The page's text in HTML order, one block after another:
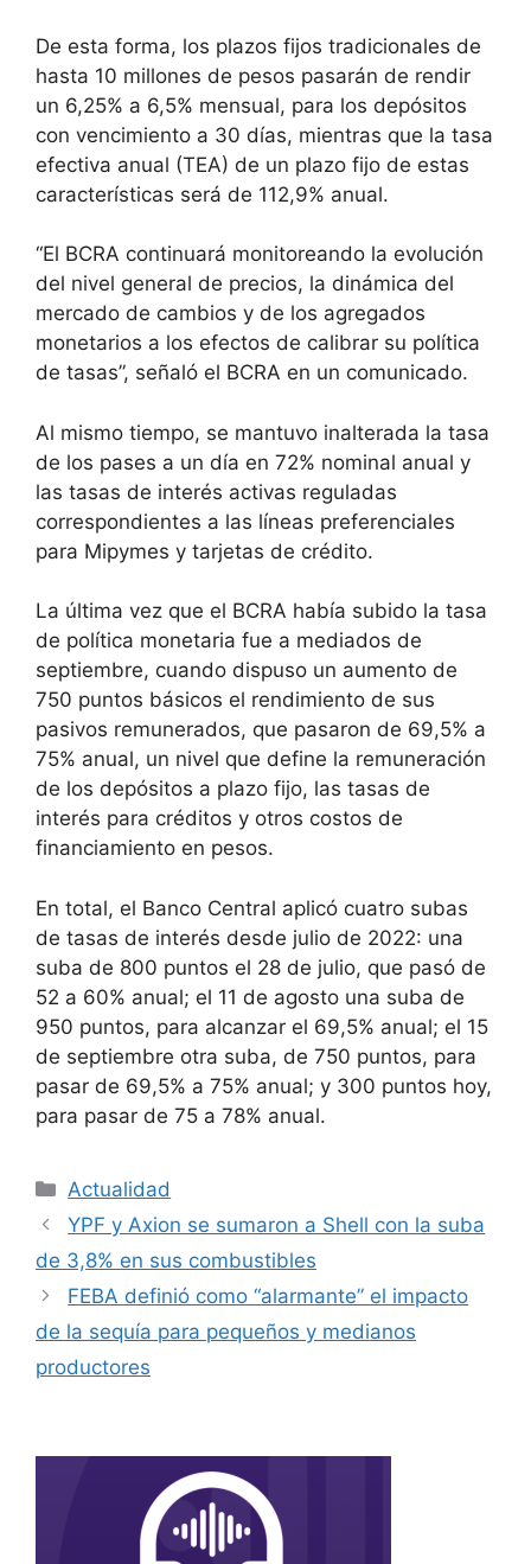
De esta forma, los plazos fijos tradicionales de
hasta 10 millones de pesos pasarán de rendir
un 6,25% a 6,5% mensual, para los depósitos
con vencimiento a 30 días, mientras que la tasa
efectiva anual (TEA) de un plazo fijo de estas
características será de 112,9% anual.
“El BCRA continuará monitoreando la evolución
del nivel general de precios, la dinámica del
mercado de cambios y de los agregados
monetarios a los efectos de calibrar su política
de tasas”, señaló el BCRA en un comunicado.
Al mismo tiempo, se mantuvo inalterada la tasa
de los pases a un día en 72% nominal anual y
las tasas de interés activas reguladas
correspondientes a las líneas preferenciales
para Mipymes y tarjetas de crédito.
La última vez que el BCRA había subido la tasa
de política monetaria fue a mediados de
septiembre, cuando dispuso un aumento de
750 puntos básicos el rendimiento de sus
pasivos remunerados, que pasaron de 69,5% a
75% anual, un nivel que define la remuneración
de los depósitos a plazo fijo, las tasas de
interés para créditos y otros costos de
financiamiento en pesos.
En total, el Banco Central aplicó cuatro subas
de tasas de interés desde julio de 2022: una
suba de 800 puntos el 28 de julio, que pasó de
52 a 60% anual; el 11 de agosto una suba de
950 puntos, para alcanzar el 69,5% anual; el 15
de septiembre otra suba, de 750 puntos, para
pasar de 69,5% a 75% anual; y 300 puntos hoy,
para pasar de 75 a 78% anual.
Actualidad
YPF y Axion se sumaron a Shell con la suba
de 3,8% en sus combustibles
FEBA definió como “alarmante” el impacto
de la sequía para pequeños y medianos
productores